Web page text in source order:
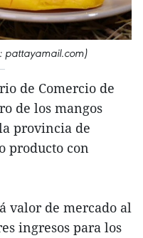
pattayamail.com)
de Comercio de
de los mangos
provincia de
producto con
valor de mercado al
ingresos para los